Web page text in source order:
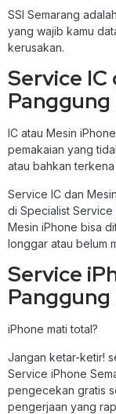
SSI Semarang
yang wajib kamu
kerusakan.
Service IC
IC atau Mesin
pemakaian yang
atau bahkan
Service IC dan
di Specialist Service
Mesin iPhone bisa
longgar atau belum
Service
iPhone mati total?
Jangan ketar-ketir!
Service iPhone
pengecekan gratis
pengerjaan yang